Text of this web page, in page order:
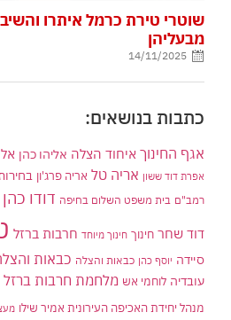
שוטרי טירת כרמל איתרו
מבעליהן
14/11/2025
כתבות בנושאים:
אגף החינוך איחוד הצלה אליהו כהן
אפרת דוד ששון אריה טל אריה פרג'ון
רמב"ם בית משפט השלום בחיפה דודו כהן
דוד שחר חינוך חינוך מיוחד חרבות ברזל
סיידה יוסף כהן כבאות והצלה כבאות
עובדיה לוחמי אש מלחמת חרבות ברזל
מנהל יחידת האכיפה העירונית אמיר שילו